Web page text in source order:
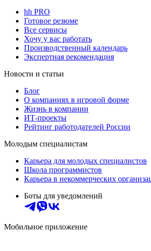
hh PRO
Готовое резюме
Все сервисы
Хочу у вас работать
Производственный календарь
Экспертная рекомендация
Новости и статьи
Блог
О компаниях в игровой форме
Жизнь в компании
ИТ-проекты
Рейтинг работодателей России
Молодым специалистам
Карьера для молодых специалистов
Школа программистов
Карьера в некоммерческих
Боты для уведомлений
Мобильное приложение